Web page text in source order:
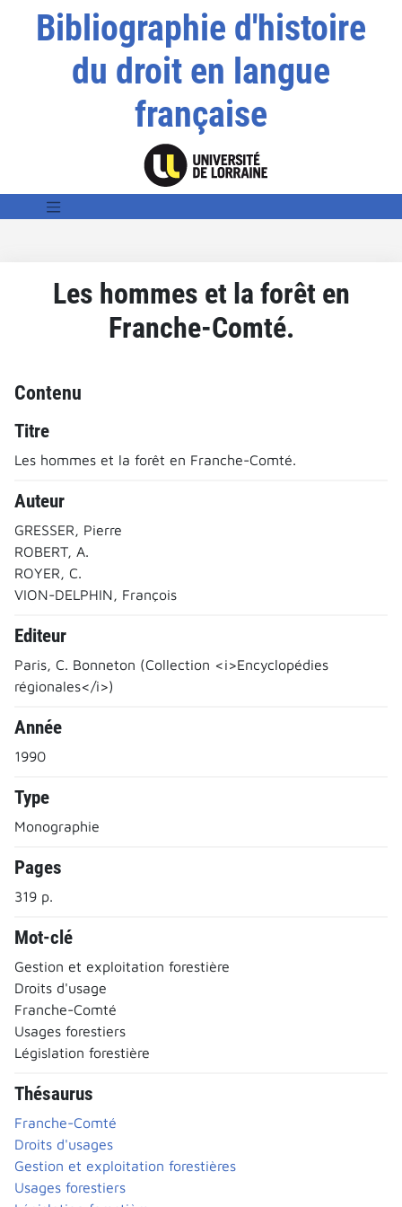
Bibliographie d'histoire
du droit en langue
française
Les hommes et la forêt en
Franche-Comté.
Contenu
Titre
Les hommes et la forêt en Franche-Comté.
Auteur
GRESSER, Pierre
ROBERT, A.
ROYER, C.
VION-DELPHIN, François
Editeur
Paris, C. Bonneton (Collection <i>Encyclopédies
régionales</i>)
Année
1990
Type
Monographie
Pages
319 p.
Mot-clé
Gestion et exploitation forestière
Droits d'usage
Franche-Comté
Usages forestiers
Législation forestière
Thésaurus
Franche-Comté
Droits d'usages
Gestion et exploitation forestières
Usages forestiers